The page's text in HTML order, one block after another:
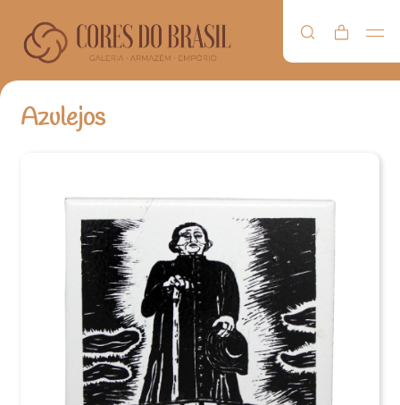
Azulejos